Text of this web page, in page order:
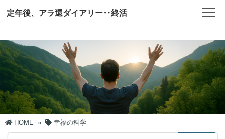
定年後、アラ還ダイアリー‥終活
HOME » 幸福の科学